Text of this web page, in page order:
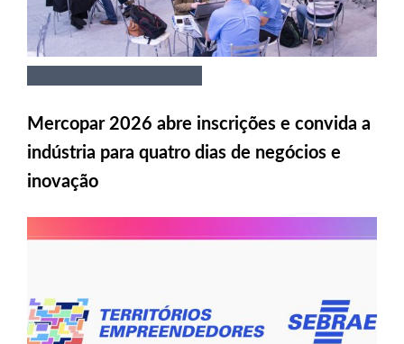
Mercopar 2026 abre inscrições e convida a
indústria para quatro dias de negócios e
inovação